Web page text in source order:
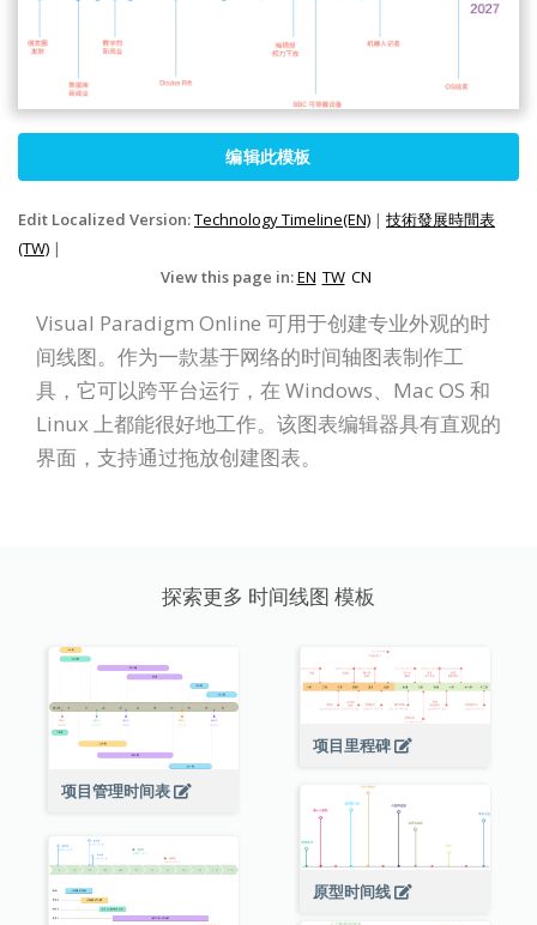
编辑此模板
Edit Localized Version:Technology Timeline(EN) | 技術發展時間表
(TW) |
View this page in:EN TW CN
Visual Paradigm Online 可用于创建专业外观的时
间线图。作为一款基于网络的时间轴图表制作工
具，它可以跨平台运行，在 Windows、Mac OS 和
Linux 上都能很好地工作。该图表编辑器具有直观的
界面，支持通过拖放创建图表。
探索更多 时间线图 模板
项目管理时间表
项目里程碑
原型时间线